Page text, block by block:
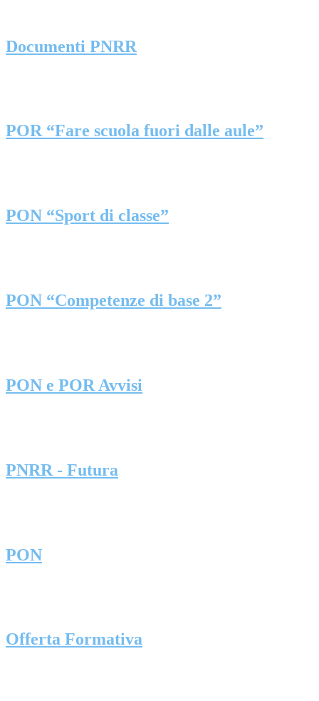
Documenti PNRR
POR “Fare scuola fuori dalle aule”
PON “Sport di classe”
PON “Competenze di base 2”
PON e POR Avvisi
PNRR - Futura
PON
Offerta Formativa